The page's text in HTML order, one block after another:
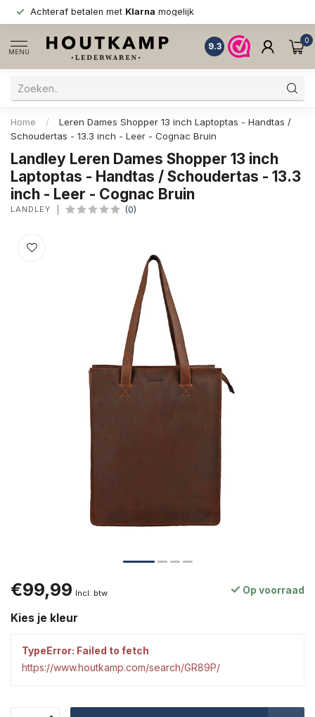
Achteraf betalen met Klarna mogelijk
MENU
9.3
0
Home /
Leren Dames Shopper 13 inch Laptoptas - Handtas /
Schoudertas - 13.3 inch - Leer - Cognac Bruin
Landley Leren Dames Shopper 13 inch
Laptoptas - Handtas / Schoudertas - 13.3
inch - Leer - Cognac Bruin
LANDLEY (0)
€99,99 Incl. btw Op voorraad
Kies je kleur
TypeError: Failed to fetch
https://www.houtkamp.com/search/GR89P/